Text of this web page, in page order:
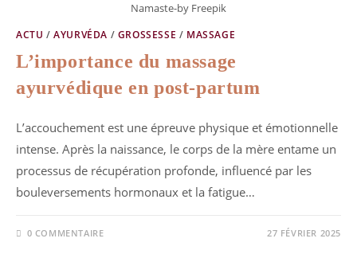
Namaste-by Freepik
ACTU /AYURVÉDA / GROSSESSE / MASSAGE
L’importance du massage
ayurvédique en post-partum
L’accouchement est une épreuve physique et émotionnelle
intense. Après la naissance, le corps de la mère entame un
processus de récupération profonde, influencé par les
bouleversements hormonaux et la fatigue…
0 COMMENTAIRE 27 FÉVRIER 2025